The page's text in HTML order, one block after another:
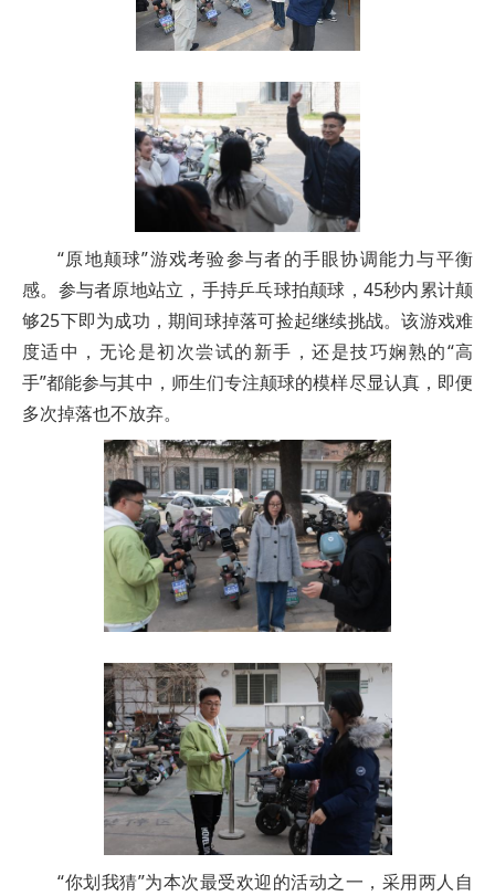
“原地颠球”游戏考验参与者的手眼协调能力与平衡
感。参与者原地站立，手持乒乓球拍颠球，45秒内累计颠
够25下即为成功，期间球掉落可捡起继续挑战。该游戏难
度适中，无论是初次尝试的新手，还是技巧娴熟的“高
手”都能参与其中，师生们专注颠球的模样尽显认真，即便
多次掉落也不放弃。
“你划我猜”为本次最受欢迎的活动之一，采用两人自